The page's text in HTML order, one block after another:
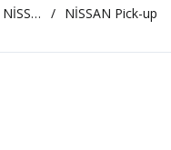
NİSSAN NİSSAN Pick-up